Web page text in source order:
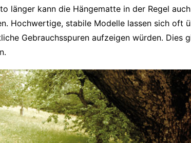
länger kann die Hängematte in der Regel
Hochwertige, stabile Modelle lassen sich oft
Gebrauchsspuren aufzeigen würden. Dies